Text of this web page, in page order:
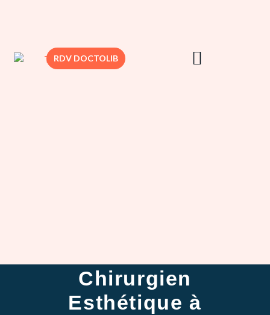
RDV DOCTOLIB
CHIRURGIE
INTIME
MÉDECINE
Chirurgien
Esthétique à